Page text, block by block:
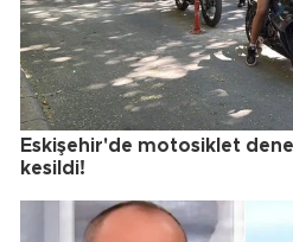
Eskişehir'de motosiklet
kesildi!